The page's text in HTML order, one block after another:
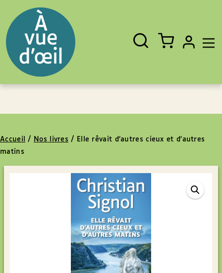
Fermer
Rechercher
un
livre,
un
auteur,
un
EAN
Accueil / Nos livres /
Elle rêvait d’autres cieux et d’autres
matins